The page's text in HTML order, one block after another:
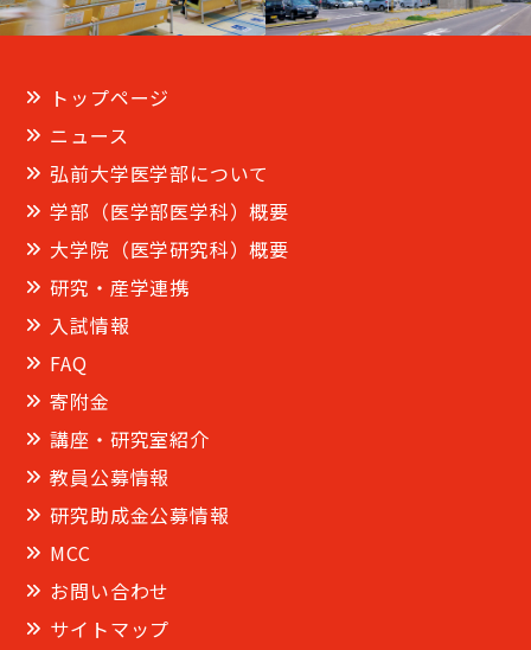
トップページ
ニュース
弘前大学医学部について
学部（医学部医学科）概要
大学院（医学研究科）概要
研究・産学連携
入試情報
FAQ
寄附金
講座・研究室紹介
教員公募情報
研究助成金公募情報
MCC
お問い合わせ
サイトマップ